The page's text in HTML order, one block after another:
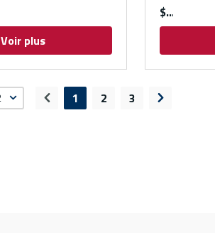
Voir plus
$
Page précédente
1 2 3 Page